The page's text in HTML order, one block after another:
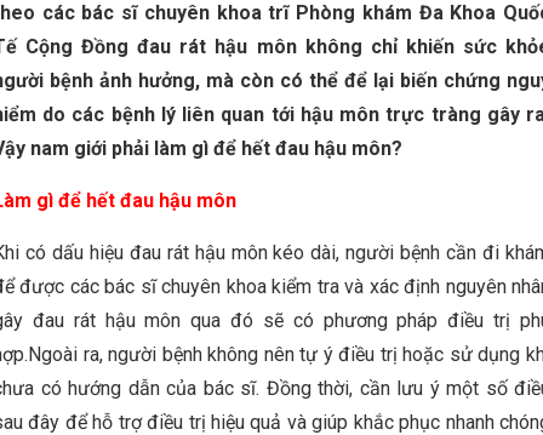
các bác sĩ chuyên khoa trĩ Phòng khám Đa Khoa
Cộng Đồng đau rát hậu môn không chỉ khiến sức
bệnh ảnh hưởng, mà còn có thể để lại biến chứng
do các bệnh lý liên quan tới hậu môn trực tràng gây
nam giới phải làm gì để hết đau hậu môn?
gì để hết đau hậu môn
có dấu hiệu đau rát hậu môn kéo dài, người bệnh cần đi
được các bác sĩ chuyên khoa kiểm tra và xác định nguyên
đau rát hậu môn qua đó sẽ có phương pháp điều trị
ra, người bệnh không nên tự ý điều trị hoặc sử dụng
có hướng dẫn của bác sĩ. Đồng thời, cần lưu ý một số
đây để hỗ trợ điều trị hiệu quả và giúp khắc phục nhanh